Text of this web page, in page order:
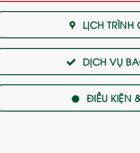
LỊCH TRÌNH
DỊCH VỤ
ĐIỀU KIỆN